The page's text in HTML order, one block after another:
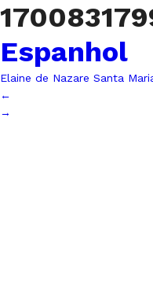
Espanhol
Elaine de Nazare Santa
←
→